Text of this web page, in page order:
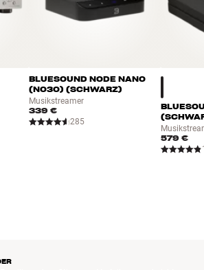
BLUESOUND NODE NANO
(N030) (SCHWARZ)
Musikstreamer
339 €
285
579 €